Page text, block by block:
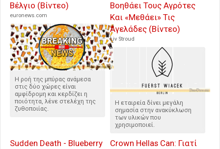
Βέλγιο (Βίντεο)
euronews.com
Η ροή της μπύρας ανάμεσα
στις δύο χώρες είναι
αμφίδρομη και κερδίζει η
ποιότητα, λένε στελέχη της
ζυθοποιίας.
Βοηθάει Τους Αγρότες
Και «Μεθάει» Τις
Αγελάδες (Βίντεο)
Liv Stroud
Η εταιρεία δίνει μεγάλη
σημασία στην ανακύκλωση
των υλικών που
χρησιμοποιεί.
Sudden Death - Blueberry
Crown Hellas Can: Γιατί